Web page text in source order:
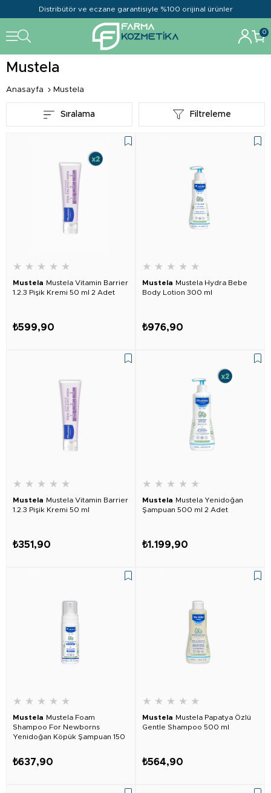
Distribütör ve eczane garantisiyle %100 orijinal ürünler
0
Mustela
Anasayfa Mustela
Filtreleme
Sıralama
★ ★ ★ ★ ★
Mustela Mustela Vitamin Barrier
1.2.3 Pişik Kremi 50 ml 2 Adet
₺599,90
★ ★ ★ ★ ★
Mustela Mustela Hydra Bebe
Body Lotion 300 ml
₺976,90
★ ★ ★ ★ ★
Mustela Mustela Vitamin Barrier
1.2.3 Pişik Kremi 50 ml
₺351,90
★ ★ ★ ★ ★
Mustela Mustela Yenidoğan
Şampuan 500 ml 2 Adet
₺1.199,90
★ ★ ★ ★ ★
Mustela Mustela Foam
Shampoo For Newborns
Yenidoğan Köpük Şampuan 150
₺637,90
★ ★ ★ ★ ★
Mustela Mustela Papatya Özlü
Gentle Shampoo 500 ml
₺564,90